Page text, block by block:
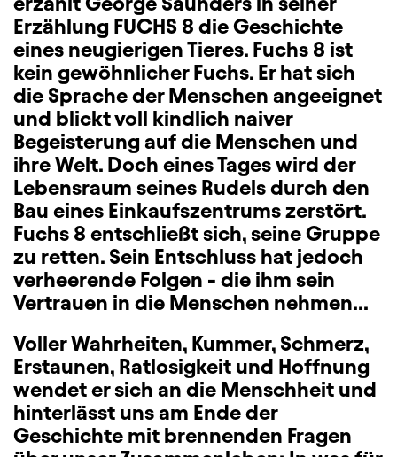
Erzählung FUCHS 8 die Geschichte
eines neugierigen Tieres. Fuchs 8 ist
kein gewöhnlicher Fuchs. Er hat sich
die Sprache der Menschen angeeignet
und blickt voll kindlich naiver
Begeisterung auf die Menschen und
ihre Welt. Doch eines Tages wird der
Lebensraum seines Rudels durch den
Bau eines Einkaufszentrums zerstört.
Fuchs 8 entschließt sich, seine Gruppe
zu retten. Sein Entschluss hat jedoch
verheerende Folgen - die ihm sein
Vertrauen in die Menschen nehmen...
Voller Wahrheiten, Kummer, Schmerz,
Erstaunen, Ratlosigkeit und Hoffnung
wendet er sich an die Menschheit und
hinterlässt uns am Ende der
Geschichte mit brennenden Fragen